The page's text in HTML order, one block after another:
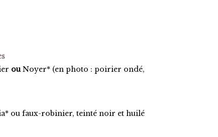
ouNoyer* (en photo : poirier ondé,
ou faux-robinier, teinté noir et huilé